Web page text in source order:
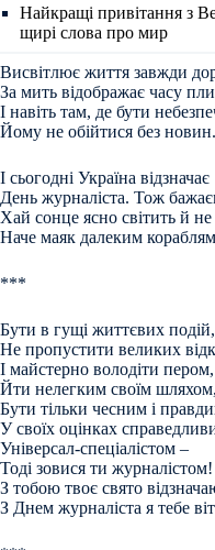
Найкращі привітання з
щирі слова про мир
Висвітлює життя завжди
За мить відображає часу
І навіть там, де бути
Йому не обійтися без новин.
І сьогодні Україна відзначає
День журналіста. Тож
Хай сонце ясно світить й не
Наче маяк далеким
***
Бути в гущі життєвих подій,
Не пропустити великих
І майстерно володіти пером,
Йти нелегким своїм шляхом,
Бути тільки чесним і
У своїх оцінках
Універсал-спеціалістом –
Тоді зовися ти журналістом!
З тобою твоє свято
З Днем журналіста я тебе